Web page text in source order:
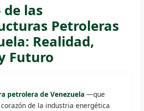
de las
Petroleras
Realidad,
Futuro
petrolera de Venezuela—que
de la industria energética